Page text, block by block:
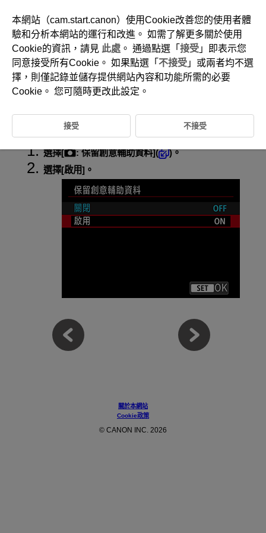
D388-124
保留創意輔助資料
過再次選擇效果的步驟。
選擇[ :保留創意輔助資料](
)。
選擇[啟用]。
關於本網站
Cookie政策
© CANON INC. 2026
本網站（cam.start.canon）使用Cookie改善您的使用者體
驗和分析本網站的運行和改進。 如需了解更多關於使用
Cookie的資訊，請見 此處 。 通過點選「 接受 」即表示您
同意接受所有Cookie。 如果點選「 不接受 」或兩者均不選
擇，則僅記錄並儲存提供網站內容和功能所需的必要
Cookie。 您可隨時更改此設定。
接受 不接受